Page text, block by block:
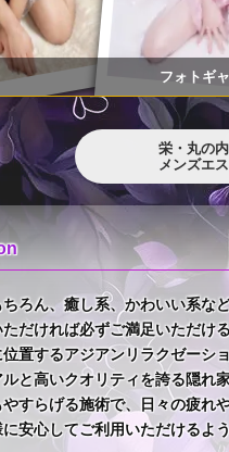
フォトギ
栄・丸の
メンズエ
ろん、癒し系、かわいい系な
だければ必ずご満足いただけ
置するアジアンリラクゼーシ
と高いクオリティを誇る隠れ
やすらげる施術で、日々の疲れ
安心してご利用いただけるよ